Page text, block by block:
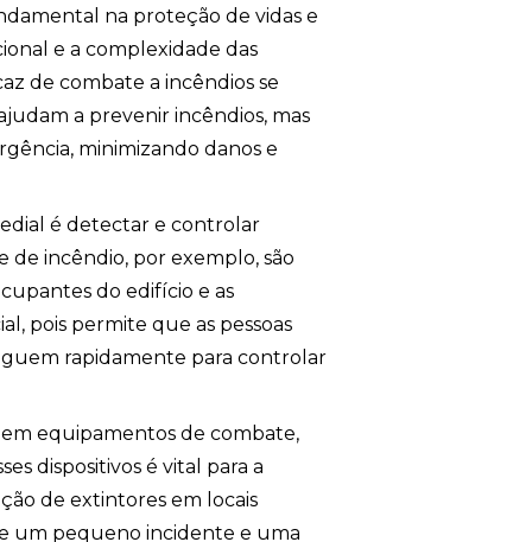
na proteção de vidas e
e a complexidade das
de combate a incêndios se
a prevenir incêndios, mas
minimizando danos e
é detectar e controlar
de incêndio, por exemplo, são
do edifício e as
pois permite que as pessoas
rapidamente para controlar
equipamentos de combate,
dispositivos é vital para a
de extintores em locais
um pequeno incidente e uma